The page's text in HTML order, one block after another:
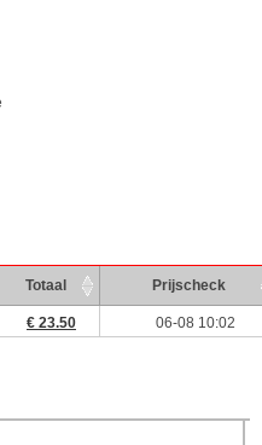
Totaal Prijscheck
€ 23.50 06-08 10:02